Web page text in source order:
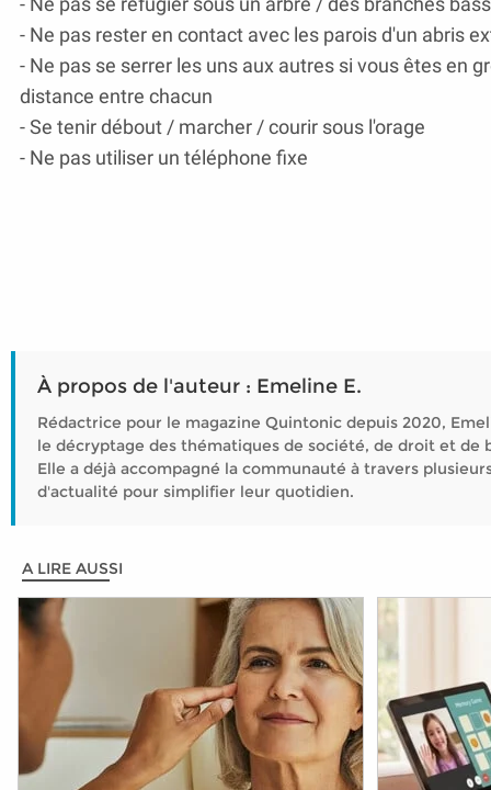
- Ne pas rester en contact avec les parois d'un abris
- Ne pas se serrer les uns aux autres si vous êtes en
distance entre chacun
- Se tenir débout / marcher / courir sous l'orage
- Ne pas utiliser un téléphone fixe
À propos de l'auteur : Emeline E.
Rédactrice pour le magazine Quintonic depuis 2020,
le décryptage des thématiques de société, de droit et de
Elle a déjà accompagné la communauté à travers
d'actualité pour simplifier leur quotidien.
A LIRE AUSSI